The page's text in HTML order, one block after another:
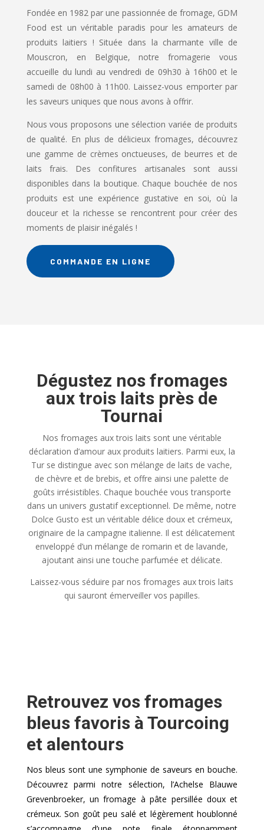
Fondée en 1982 par une passionnée de fromage, GDM
Food est un véritable paradis pour les amateurs de
produits laitiers ! Située dans la charmante ville de
Mouscron, en Belgique, notre fromagerie vous
accueille du lundi au vendredi de 09h30 à 16h00 et le
samedi de 08h00 à 11h00. Laissez-vous emporter par
les saveurs uniques que nous avons à offrir.
Nous vous proposons une sélection variée de produits
de qualité. En plus de délicieux fromages, découvrez
une gamme de crèmes onctueuses, de beurres et de
laits frais. Des confitures artisanales sont aussi
disponibles dans la boutique. Chaque bouchée de nos
produits est une expérience gustative en soi, où la
douceur et la richesse se rencontrent pour créer des
moments de plaisir inégalés !
COMMANDE EN LIGNE
Dégustez nos fromages
aux trois laits près de
Tournai
Nos fromages aux trois laits sont une véritable
déclaration d’amour aux produits laitiers. Parmi eux, la
Tur se distingue avec son mélange de laits de vache,
de chèvre et de brebis, et offre ainsi une palette de
goûts irrésistibles. Chaque bouchée vous transporte
dans un univers gustatif exceptionnel. De même, notre
Dolce Gusto est un véritable délice doux et crémeux,
originaire de la campagne italienne. Il est délicatement
enveloppé d’un mélange de romarin et de lavande,
ajoutant ainsi une touche parfumée et délicate.
Laissez-vous séduire par nos fromages aux trois laits
qui sauront émerveiller vos papilles.
Retrouvez vos fromages
bleus favoris à Tourcoing
et alentours
Nos bleus sont une symphonie de saveurs en bouche.
Découvrez parmi notre sélection, l’Achelse Blauwe
Grevenbroeker, un fromage à pâte persillée doux et
crémeux. Son goût peu salé et légèrement houblonné